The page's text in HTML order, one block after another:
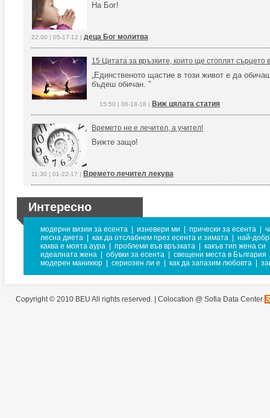
На Бог!
22:00 | 05-17-12 | деца Бог молитва
15 Цитата за връзките, които ще стоплят сърцето
„Единственото щастие в този живот е да
бъдеш обичан. "
15:50 | 06-18-18 | Виж цялата статия
Времето не е лечител, а учител!
Вижте защо!
11:30 | 01-22-17 | Времето лечител лекува
Интересно
модерни визии за есента изневери ми прически за есента
лесна диета
как да отслабнем през есента и зимата
най-
каква е моята аура
проблеми във връзката какъв тип жена си
идеалната жена
обувки за есента
свещени места в България
модерен маникюр
сериозен ли е как да запазим любовта
Copyright © 2010 BEU All rights reserved. | Colocation @ Sofia Data Center